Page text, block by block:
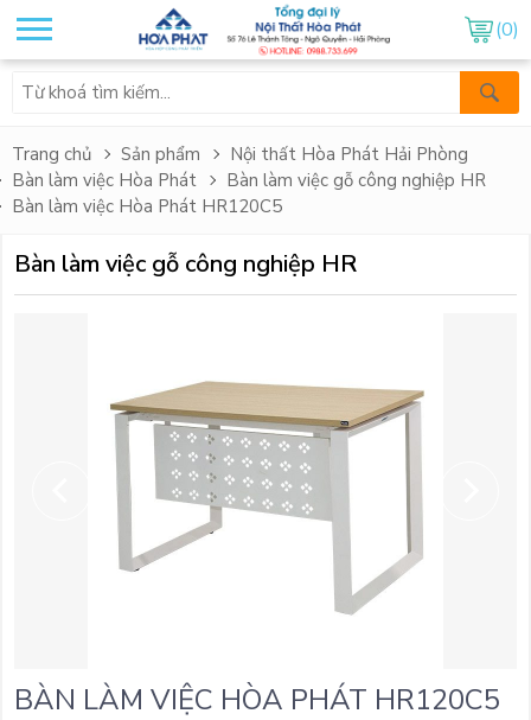
(0)
Trang chủ Sản phẩm
Nội thất Hòa Phát Hải Phòng
Bàn làm việc Hòa Phát
Bàn làm việc gỗ công nghiệp HR
Bàn làm việc Hòa Phát HR120C5
Bàn làm việc gỗ công nghiệp HR
BÀN LÀM VIỆC HÒA PHÁT HR120C5